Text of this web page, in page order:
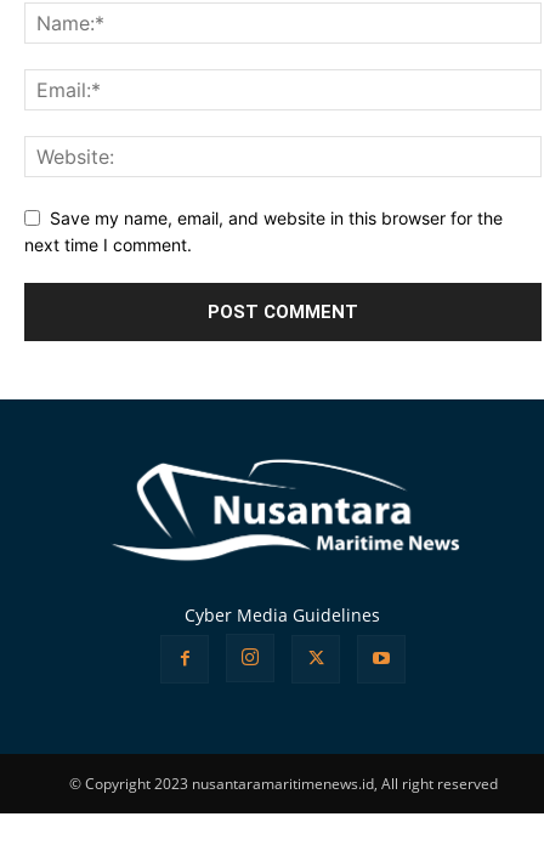
Save my name, email, and website in this browser for the
next time I comment.
Cyber Media Guidelines
© Copyright 2023 nusantaramaritimenews.id, All right reserved